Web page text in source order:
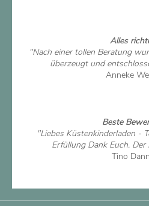
Alles
"Nach einer tollen Beratung
überzeugt und
Anneke
Beste
"Liebes Küstenkinderladen -
Erfüllung Dank Euch.
Tino